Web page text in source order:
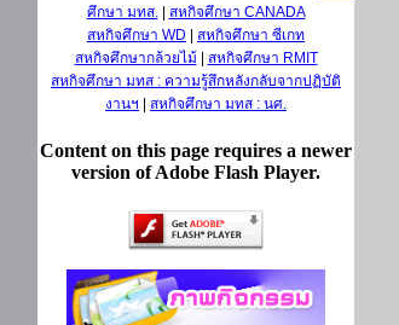
ศึกษา มทส.| สหกิจศึกษา CANADA
สหกิจศึกษา WD
สหกิจศึกษา ซีเกท
สหกิจศึกษากล้วยไม้
สหกิจศึกษา RMIT
สหกิจศึกษา มทส : ความรู้สึกหลังกลับจากปฏิบัติ
งานฯ
สหกิจศึกษา มทส : นศ.
Content on this page requires a newer
version of Adobe Flash Player.